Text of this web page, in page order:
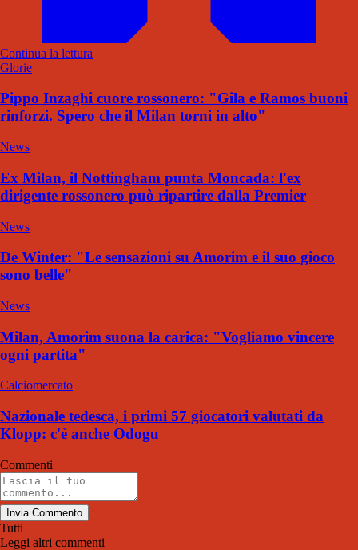
Continua la lettura
Glorie
Pippo Inzaghi cuore rossonero: "Gila e Ramos buoni
rinforzi. Spero che il Milan torni in alto"
News
Ex Milan, il Nottingham punta Moncada: l'ex
dirigente rossonero può ripartire dalla Premier
News
De Winter: "Le sensazioni su Amorim e il suo gioco
sono belle"
News
Milan, Amorim suona la carica: "Vogliamo vincere
ogni partita"
Calciomercato
Nazionale tedesca, i primi 57 giocatori valutati da
Klopp: c'è anche Odogu
Commenti
Invia Commento
Tutti
Leggi altri commenti